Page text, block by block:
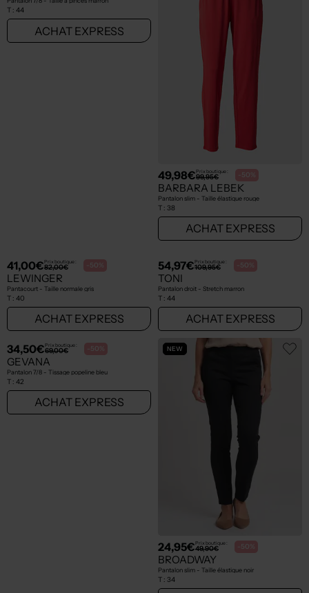
49,98€Prix boutique :
99,95€ -50%
BARBARA LEBEK
Pantalon slim - Taille élastique rouge
T : 38
ACHAT EXPRESS
NEW NEW
109,95€
Pantalon droit - Stretch marron
ACHAT EXPRESS
NEW